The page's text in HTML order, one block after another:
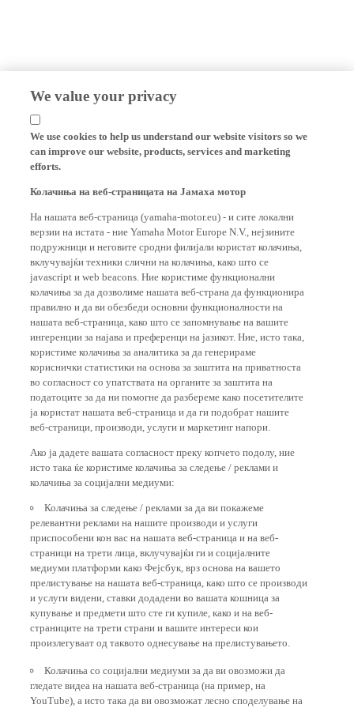
We value your privacy
We use cookies to help us understand our website visitors so we
can improve our website, products, services and marketing
efforts.
Колачиња на веб-страницата на Јамаха мотор
На нашата веб-страница (yamaha-motor.eu) - и сите локални
верзии на истата - ние Yamaha Motor Europe N.V., нејзините
подружници и неговите сродни филијали користат колачиња,
вклучувајќи техники слични на колачиња, како што се
javascript и web beacons. Ние користиме функционални
колачиња за да дозволиме нашата веб-страна да функционира
правилно и да ви обезбеди основни функционалности на
нашата веб-страница, како што се запомнување на вашите
ингеренции за најава и преференци на јазикот. Ние, исто така,
користиме колачиња за аналитика за да генерираме
кориснички статистики на основа за заштита на приватноста
во согласност со упатствата на органите за заштита на
податоците за да ни помогне да разбереме како посетителите
ја користат нашата веб-страница и да ги подобрат нашите
веб-страници, производи, услуги и маркетинг напори.
Ако ја дадете вашата согласност преку копчето подолу, ние
исто така ќе користиме колачиња за следење / реклами и
колачиња за социјални медиуми:
Колачиња за следење / реклами за да ви покажеме
релевантни реклами на нашите производи и услуги
приспособени кон вас на нашата веб-страница и на веб-
страници на трети лица, вклучувајќи ги и социјалните
медиуми платформи како Фејсбук, врз основа на вашето
прелистување на нашата веб-страница, како што се производи
и услуги видени, ставки додадени во вашата кошница за
купување и предмети што сте ги купиле, како и на веб-
страниците на трети страни и вашите интереси кои
произлегуваат од таквото однесување на прелистувањето.
Колачиња со социјални медиуми за да ви овозможи да
гледате видеа на нашата веб-страница (на пример, на
YouTube), а исто така да ви овозможат лесно споделување на